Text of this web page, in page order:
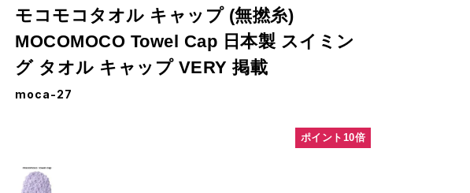
モコモコタオル キャップ (無撚糸)
MOCOMOCO Towel Cap 日本製 スイミン
グ タオル キャップ VERY 掲載
moca-27
ポイント10倍